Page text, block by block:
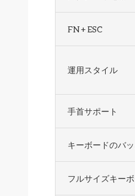
FN + ESC
運用スタイル
手首サポート
キーボードのバ
フルサイズキー